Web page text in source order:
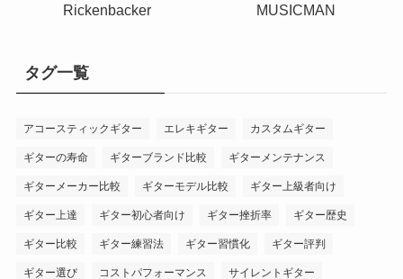
Rickenbacker MUSICMAN
タグ一覧
アコースティックギター エレキギター カスタムギター
ギターの寿命 ギターブランド比較 ギターメンテナンス
ギターメーカー比較 ギターモデル比較 ギター上級者向け
ギター上達 ギター初心者向け ギター挫折率 ギター歴史
ギター比較 ギター練習法 ギター習慣化 ギター評判
ギター選び コストパフォーマンス サイレントギター